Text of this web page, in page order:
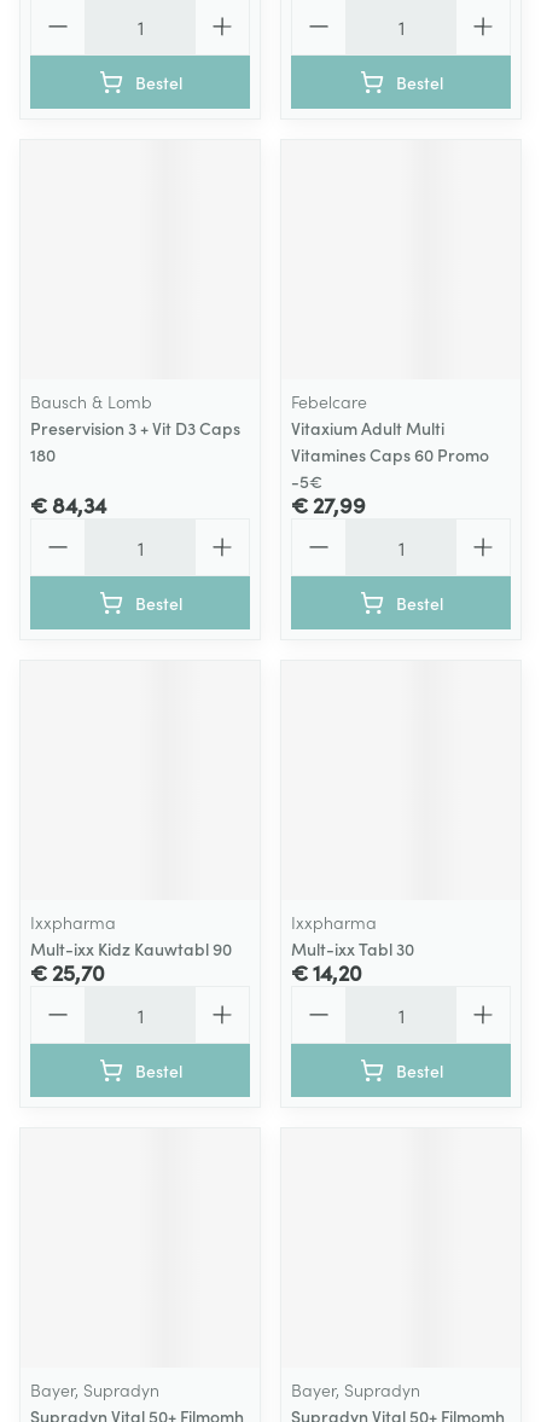
Bestel Bestel
Bausch & Lomb
Preservision 3 + Vit D3 Caps
180
€ 84,34
Bestel
Febelcare
Vitaxium Adult Multi
Vitamines Caps 60 Promo
-5€
€ 27,99
Bestel
Ixxpharma
Mult-ixx Kidz Kauwtabl 90
€ 25,70
Bestel
Ixxpharma
Mult-ixx Tabl 30
€ 14,20
Bestel
Bayer, Supradyn
Supradyn Vital 50+ Filmomh
Bayer, Supradyn
Supradyn Vital 50+ Filmomh